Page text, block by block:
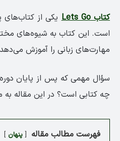
کتاب Lets Go
یکی از کتاب‌های
است. این کتاب به شیوه‌های
مهارت‌های زبانی را آموزش
چه کتابی است؟ در این مقاله به
فهرست مطالب مقاله پنهان